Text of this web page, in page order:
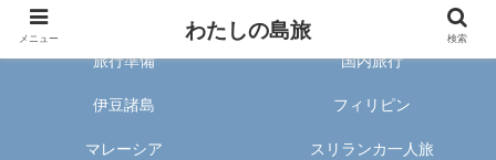
旅好きな20代女子が案内する旅のあれこれ✈︎
旅行準備 国内旅行
伊豆諸島 フィリピン
マレーシア スリランカ一人旅
メニュー わたしの島旅 検索